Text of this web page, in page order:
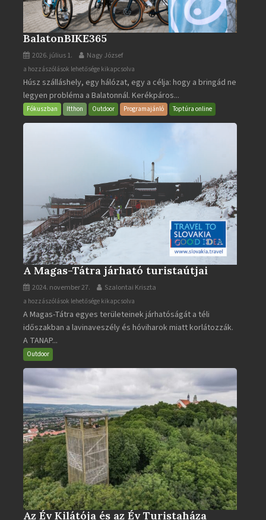
BalatonBIKE365
2026. július 1. Nagy József
BalatonBIKE365
bejegyzéshez
a hozzászólások lehetősége kikapcsolva
Húsz szálláshely, egy hálózat, egy a célja: hogy a bringád ne
legyen probléma a Balatonnál. Kerékpáros...
Fókuszban Itthon Outdoor Programajánló Toptúra online
A Magas-Tátra járható turistaútjai
2024. november 27. Szalontai Kriszta
A
Magas-
Tátra
járható
turistaútjai
a hozzászólások lehetősége kikapcsolva
A Magas-Tátra egyes területeinek járhatóságát a téli
időszakban a lavinaveszély és hóviharok miatt korlátozzák.
A TANAP...
Outdoor
Az Év Kilátója és az Év Turistaháza